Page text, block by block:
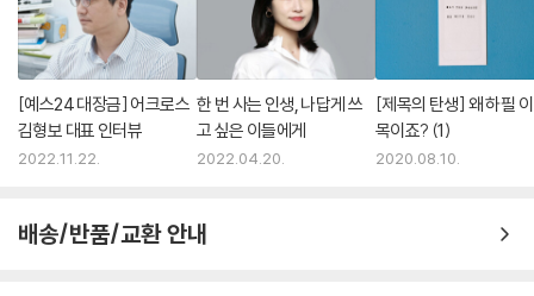
[예스24 대장금] 어크로스
김형보 대표 인터뷰
2022.11.22.
한 번 사는 인생, 나답게 쓰
고 싶은 이들에게
2022.04.20.
[제목의 탄생] 왜 하필
목이죠? (1)
2020.08.10.
배송/반품/교환 안내